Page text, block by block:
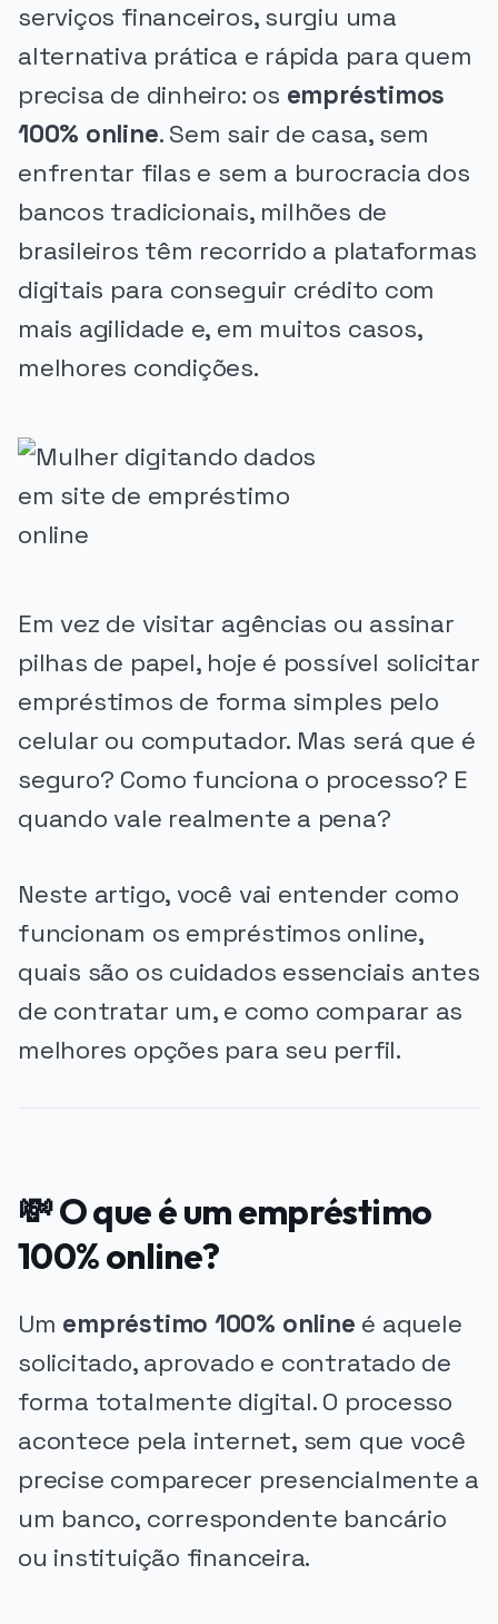
serviços financeiros, surgiu uma
alternativa prática e rápida para quem
precisa de dinheiro: os empréstimos
100% online. Sem sair de casa, sem
enfrentar filas e sem a burocracia dos
bancos tradicionais, milhões de
brasileiros têm recorrido a plataformas
digitais para conseguir crédito com
mais agilidade e, em muitos casos,
melhores condições.
Em vez de visitar agências ou assinar
pilhas de papel, hoje é possível solicitar
empréstimos de forma simples pelo
celular ou computador. Mas será que é
seguro? Como funciona o processo? E
quando vale realmente a pena?
Neste artigo, você vai entender como
funcionam os empréstimos online,
quais são os cuidados essenciais antes
de contratar um, e como comparar as
melhores opções para seu perfil.
💸 O que é um empréstimo
100% online?
Um empréstimo 100% online é aquele
solicitado, aprovado e contratado de
forma totalmente digital. O processo
acontece pela internet, sem que você
precise comparecer presencialmente a
um banco, correspondente bancário
ou instituição financeira.